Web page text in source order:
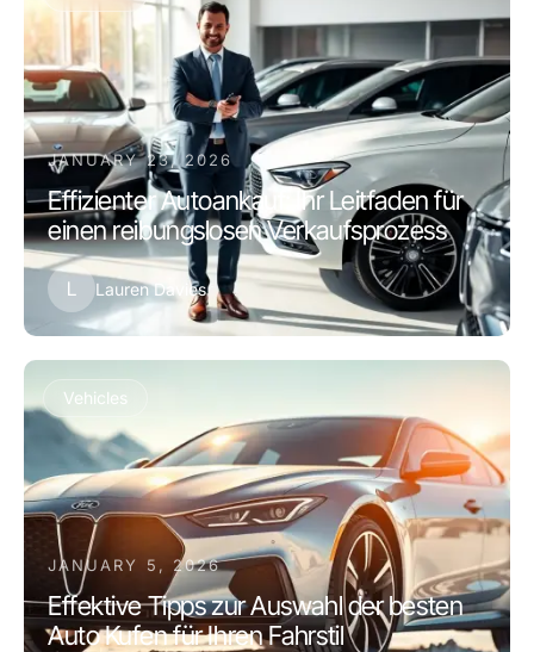
JANUARY 23, 2026
Effizienter Autoankauf: Ihr Leitfaden für
einen reibungslosen Verkaufsprozess
L Lauren Davies
Vehicles
JANUARY 5, 2026
Effektive Tipps zur Auswahl der besten
Auto Kufen für Ihren Fahrstil